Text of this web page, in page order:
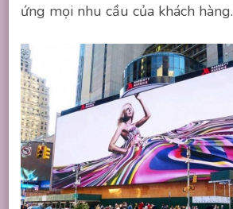
ứng mọi nhu cầu của khách hàng.